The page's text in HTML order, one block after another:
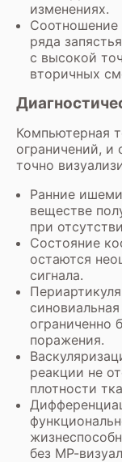
изменениях.
Соотношение
ряда
с высокой
вторичных
Компьютерная
ограничений, и
точно
Ранние
веществе
при
Состояние
остаются
сигнала.
ограниченно
поражения.
реакции не
плотности
без МР-